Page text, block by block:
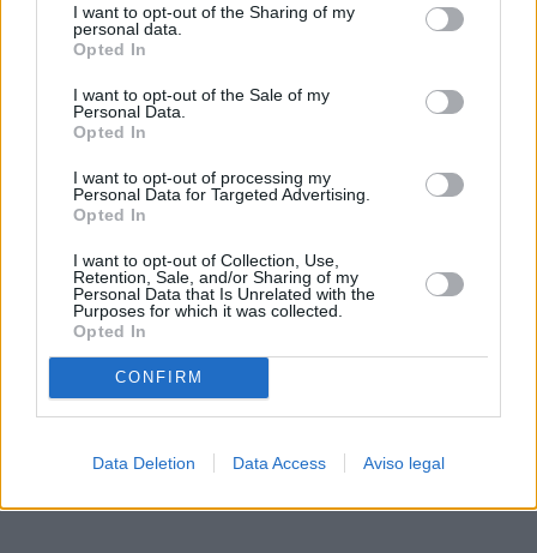
de su consentimiento, pero usted tiene el derecho de
rechazar tal procesamiento. Sus preferencias se aplicarán
cualquier momento entrando de nuevo en este sitio web o
visitando nuestra política de privacidad.
I want to opt-out of the Sharing of my
personal data.
Opted In
I want to opt-out of the Sale of my
Personal Data.
Opted In
I want to opt-out of processing my
Personal Data for Targeted Advertising.
Opted In
I want to opt-out of Collection, Use,
Retention, Sale, and/or Sharing of my
Personal Data that Is Unrelated with the
Purposes for which it was collected.
Opted In
CONFIRM
Data Deletion Data Access Aviso legal